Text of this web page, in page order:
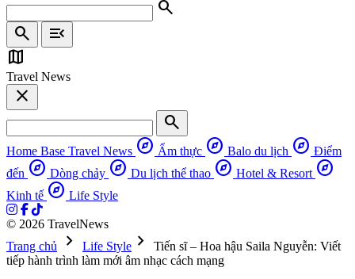
search
search
menu_open
map
Travel News
close
search
Home Base Travel News explore Ẩm thực explore Balo du lịch explore Điểm
đến explore Dòng chảy explore Du lịch thể thao explore Hotel & Resort explore
Kinh tế explore Life Style
© 2026 TravelNews
Trang chủ
chevron_right Life Style chevron_right
Tiến sĩ – Hoa hậu Saila Nguyễn: Viết
tiếp hành trình làm mới âm nhạc cách mạng